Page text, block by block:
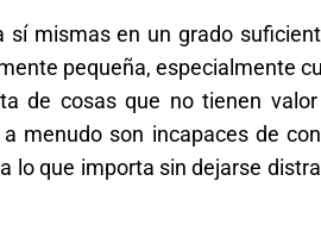
mismas en un grado
pequeña, especialmente
de cosas que no tienen
menudo son incapaces de
lo que importa sin dejarse